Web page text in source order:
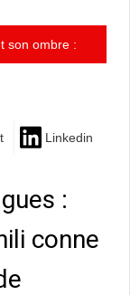
son ombre :
Linkedin
:
conne